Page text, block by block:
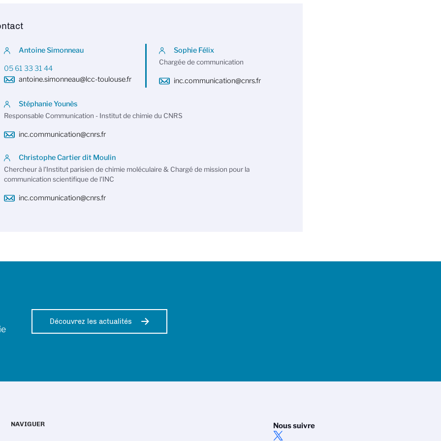
Antoine Simonneau
05 61 33 31 44
antoine.simonneau@lcc-toulouse.fr
Sophie Félix
Chargée de communication
inc.communication@cnrs.fr
Stéphanie Younès
Responsable Communication - Institut de chimie du CNRS
inc.communication@cnrs.fr
Christophe Cartier dit Moulin
Chercheur à l'Institut parisien de chimie moléculaire & Chargé de mission pour la
communication scientifique de l'INC
inc.communication@cnrs.fr
Découvrez les actualités
Nous suivre
NAVIGUER